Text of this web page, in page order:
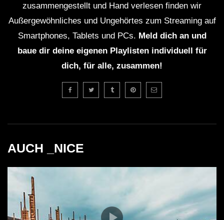
Hats und Shaker schnitten durch die warme Luft,
während die Mitten genügend Raum für charaktervolle
Synths ließen. Eine subtile Hallarchitektur sorgte dafür,
dass Breaks nicht im Nichts verpufften, sondern wie
Sounddesign, das Festivalmaßstäben gerecht wurde
verlor.
Was bleibt, ist der Eindruck einer gelungenen
Dieses B2B demonstrierte, wie fruchtbar das Prinzip
„Gegensätze ziehen sich an“ auf dem Dancefloor
funktionieren kann – vorausgesetzt, beide Seiten hören
zusammengestellt und Hand verlesen finden wir
Außergewöhnliches und Ungehörtes zum Streaming auf
Smartphones, Tablets und PCs. Meld dich an und
baue dir deine eigenen Playlisten individuell für
dich, für alle, zusammen!
AUCH _NICE